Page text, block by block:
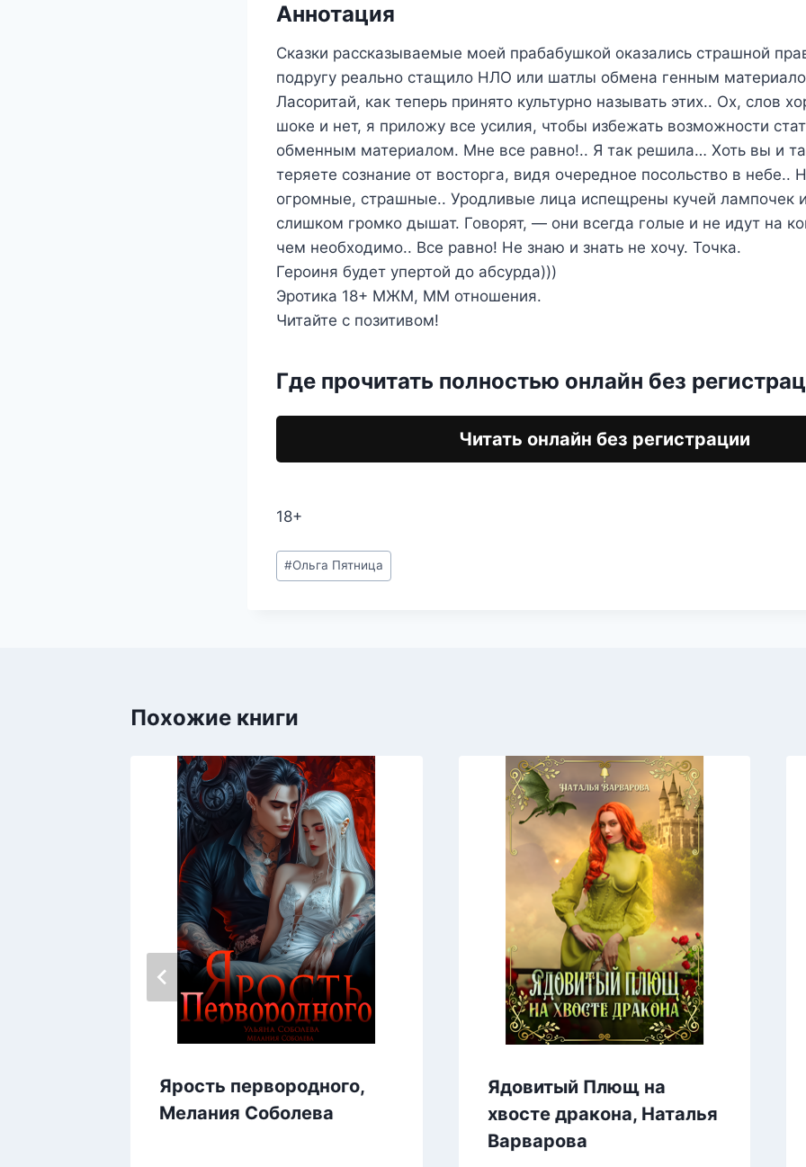
Аннотация
Сказки рассказываемые моей прабабушкой оказались страшной
подругу реально стащило НЛО или шатлы обмена генным
Ласоритай, как теперь принято культурно называть этих.. Ох, слов
шоке и нет, я приложу все усилия, чтобы избежать возможности
обменным материалом. Мне все равно!.. Я так решила… Хоть вы и
теряете сознание от восторга, видя очередное посольство в небе..
огромные, страшные.. Уродливые лица испещрены кучей лампочек
слишком громко дышат. Говорят, — они всегда голые и не идут на
чем необходимо.. Все равно! Не знаю и знать не хочу. Точка.
Героиня будет упертой до абсурда)))
Эротика 18+ МЖМ, ММ отношения.
Читайте с позитивом!
Где прочитать полностью онлайн без
Читать онлайн без регистрации
18+
Метки
записи:
#Ольга Пятница
Похожие книги
Ярость первородного,
Мелания Соболева
Ядовитый Плющ на
хвосте дракона, Наталья
Варварова